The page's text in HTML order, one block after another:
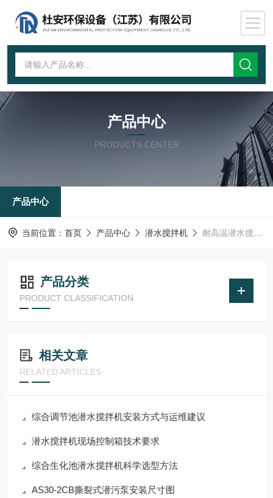
产品中心
PRODUCTS CENTER
产品中心
当前位置： 首页 产品中心 潜水搅拌机 耐高温潜水搅拌机
产品分类
PRODUCT CLASSIFICATION
相关文章
RELATED ARTICLES
综合调节池潜水搅拌机安装方式与运维建议
潜水搅拌机现场控制箱技术要求
综合生化池潜水搅拌机科学选型方法
AS30-2CB撕裂式潜污泵安装尺寸图